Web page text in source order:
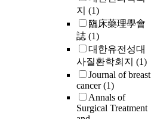
지 (1)
臨床藥理學會
誌 (1)
대한유전성대
사질환학회지 (1)
Journal of breast
cancer(1)
Annals of
Surgical Treatment